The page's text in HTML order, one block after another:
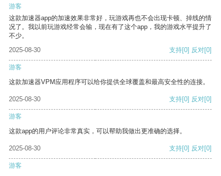
游客
这款加速器app的加速效果非常好，玩游戏再也不会出现卡顿、掉线的情
况了。我以前玩游戏经常会输，现在有了这个app，我的游戏水平提升了
不少。
2025-08-30
支持[0] 反对[0]
游客
这款加速器VPM应用程序可以给你提供全球覆盖和最高安全性的连接。
2025-08-30 支持[0] 反对[0]
游客
这款app的用户评论非常真实，可以帮助我做出更准确的选择。
2025-08-30 支持[0] 反对[0]
游客